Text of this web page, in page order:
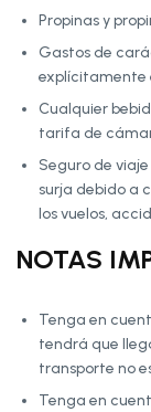
Propinas y
Gastos de
explícitamente
Cualquier
tarifa de
Seguro de
surja debido a
los vuelos,
NOTAS
Tenga en
tendrá que
transporte no
Tenga en